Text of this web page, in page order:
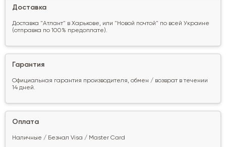
Доставка
Доставка "Атлант" в Харькове, или "Новой почтой" по всей Украине
(отправка по 100% предоплате).
Гарантия
Официальная гарантия производителя, обмен / возврат в течении
14 дней.
Оплата
Наличные / Безнал Visa / Master Card